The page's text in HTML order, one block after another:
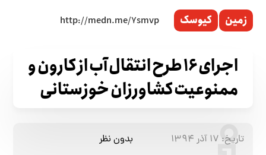
زمین کیوسک
اجرای ۱۶ طرح انتقال آب از کارون و
ممنوعیت کشاورزان خوزستانی
تاریخ: ۱۷ آذر ۱۳۹۴ بدون نظر